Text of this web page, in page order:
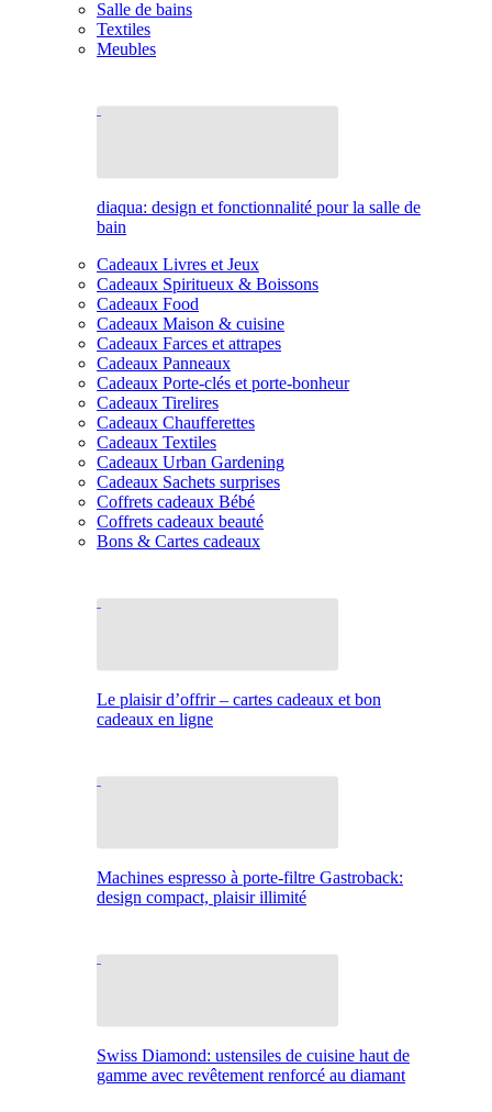
Salle de bains
Textiles
Meubles
diaqua: design et fonctionnalité pour la salle de
bain
Cadeaux Livres et Jeux
Cadeaux Spiritueux & Boissons
Cadeaux Food
Cadeaux Maison & cuisine
Cadeaux Farces et attrapes
Cadeaux Panneaux
Cadeaux Porte-clés et porte-bonheur
Cadeaux Tirelires
Cadeaux Chaufferettes
Cadeaux Textiles
Cadeaux Urban Gardening
Cadeaux Sachets surprises
Coffrets cadeaux Bébé
Coffrets cadeaux beauté
Bons & Cartes cadeaux
Le plaisir d’offrir – cartes cadeaux et bon
cadeaux en ligne
Machines espresso à porte-filtre Gastroback:
design compact, plaisir illimité
Swiss Diamond: ustensiles de cuisine haut de
gamme avec revêtement renforcé au diamant